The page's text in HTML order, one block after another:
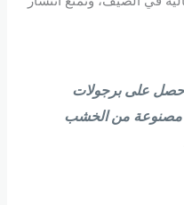
على برجولات
مصنوعة من الخشب